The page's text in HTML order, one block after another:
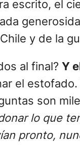
escrito, el
y de la
al final? Y
el
son
lo que
pronto,